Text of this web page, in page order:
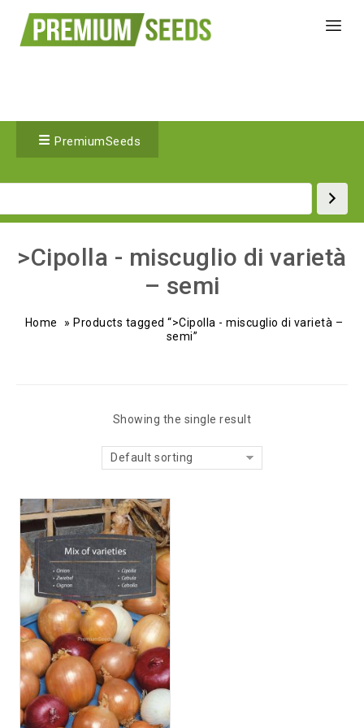
PremiumSeeds
>Cipolla - miscuglio di varietà
– semi
Home » Products tagged “>Cipolla - miscuglio di varietà –
semi”
Showing the single result
Default sorting